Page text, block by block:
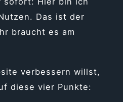
Das ist der
braucht es am
verbessern willst,
diese vier Punkte: